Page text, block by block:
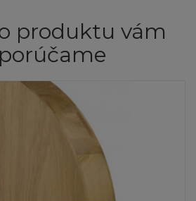
produktu vám